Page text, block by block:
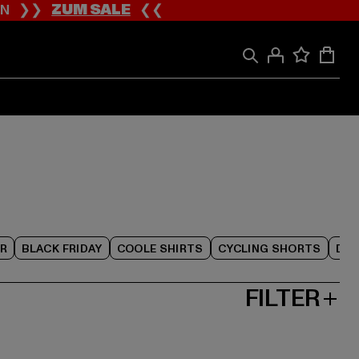
❯❯ZUM SALE❮❮
BLACK FRIDAY COOLE SHIRTS CYCLING SHORTS
FILTER